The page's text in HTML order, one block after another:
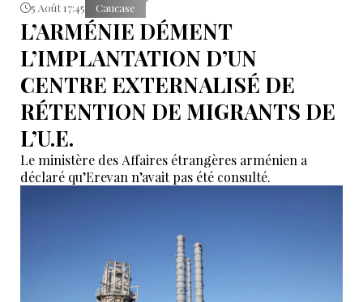
5 Août 17:45 Caucase
L’ARMÉNIE DÉMENT
L’IMPLANTATION D’UN
CENTRE EXTERNALISÉ DE
RÉTENTION DE MIGRANTS DE
L’U.E.
Le ministère des Affaires étrangères arménien a
déclaré qu’Erevan n’avait pas été consulté.